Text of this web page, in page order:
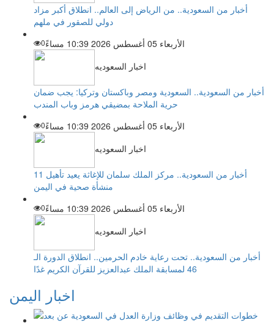
أخبار من السعودية.. من الرياض إلى العالم.. انطلاق أكبر مزاد
دولي للصقور في ملهم
الأربعاء 05 أغسطس 2026 10:39 مساءً
0
اخبار السعوديه
أخبار من السعودية.. السعودية ومصر وباكستان وتركيا: يجب ضمان
حرية الملاحة بمضيقي هرمز وباب المندب
الأربعاء 05 أغسطس 2026 10:39 مساءً
0
اخبار السعوديه
أخبار من السعودية.. مركز الملك سلمان للإغاثة يعيد تأهيل 11
منشأة صحية في اليمن
الأربعاء 05 أغسطس 2026 10:39 مساءً
0
اخبار السعوديه
أخبار من السعودية.. تحت رعاية خادم الحرمين.. انطلاق الدورة الـ
46 لمسابقة الملك عبدالعزيز للقرآن الكريم غدًا
اخبار اليمن